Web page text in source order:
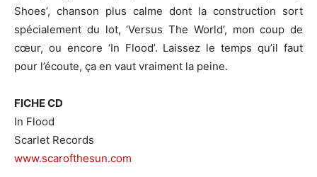
Shoes’, chanson plus calme dont la construction sort
spécialement du lot, ‘Versus The World’, mon coup de
cœur, ou encore ‘In Flood’. Laissez le temps qu’il faut
pour l’écoute, ça en vaut vraiment la peine.
FICHE CD
In Flood
Scarlet Records
www.scarofthesun.com